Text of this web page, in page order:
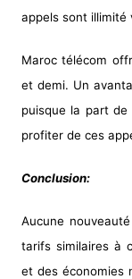
appels sont illimité
Maroc télécom
et demi. Un
puisque la part de
profiter de ces
Conclusion:
Aucune
tarifs similaires à
et des économies